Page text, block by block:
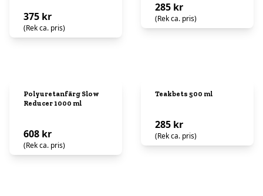
375 kr
(Rek ca. pris)
285 kr
(Rek ca. pris)
Polyuretanfärg Slow
Reducer 1000 ml
608 kr
(Rek ca. pris)
Teakbets 500 ml
285 kr
(Rek ca. pris)